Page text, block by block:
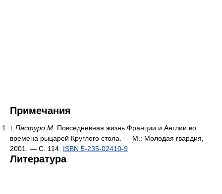
Примечания
↑ Пастуро М. Повседневная жизнь Франции и Англии во
времена рыцарей Круглого стола. — М .: Молодая гвардия,
2001. — С. 114. ISBN 5-235-02410-9
Литература